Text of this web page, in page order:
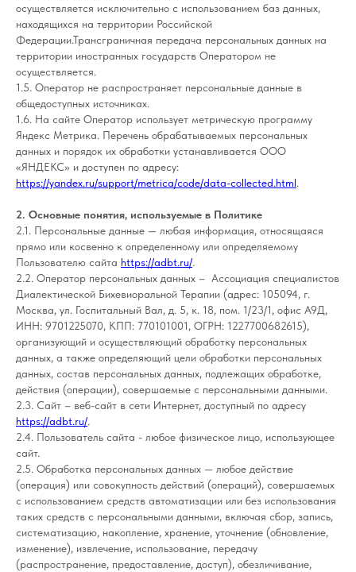
осуществляется исключительно с использованием баз данных,
находящихся на территории Российской
Федерации.Трансграничная передача персональных данных на
территории иностранных государств Оператором не
осуществляется.
1.5. Оператор не распространяет персональные данные в
общедоступных источниках.
1.6. На сайте Оператор использует метрическую программу
Яндекс Метрика. Перечень обрабатываемых персональных
данных и порядок их обработки устанавливается ООО
«ЯНДЕКС» и доступен по адресу:
https://yandex.ru/support/metrica/code/data-collected.html.
2. Основные понятия, используемые в Политике
2.1. Персональные данные — любая информация, относящаяся
прямо или косвенно к определенному или определяемому
Пользователю сайта https://adbt.ru/.
2.2. Оператор персональных данных – Ассоциация специалистов
Диалектической Бихевиоральной Терапии (адрес: 105094, г.
Москва, ул. Госпитальный Вал, д. 5, к. 18, пом. 1/23/1, офис А9Д,
ИНН: 9701225070, КПП: 770101001, ОГРН: 1227700682615),
организующий и осуществляющий обработку персональных
данных, а также определяющий цели обработки персональных
данных, состав персональных данных, подлежащих обработке,
действия (операции), совершаемые с персональными данными.
2.3. Сайт – веб-сайт в сети Интернет, доступный по адресу
https://adbt.ru/.
2.4. Пользователь сайта - любое физическое лицо, использующее
сайт.
2.5. Обработка персональных данных — любое действие
(операция) или совокупность действий (операций), совершаемых
с использованием средств автоматизации или без использования
таких средств с персональными данными, включая сбор, запись,
систематизацию, накопление, хранение, уточнение (обновление,
изменение), извлечение, использование, передачу
(распространение, предоставление, доступ), обезличивание,